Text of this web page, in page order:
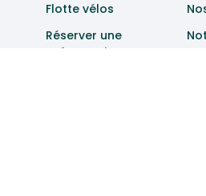
Flotte vélos
Réserver une
présentation